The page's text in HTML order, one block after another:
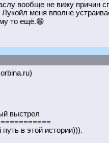
вообще не вижу причин
меня вполне
то ещё.😁
выстрел
в этой истории))).